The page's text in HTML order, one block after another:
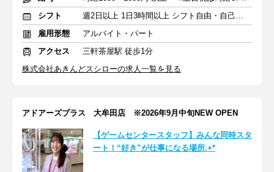
シフト
週2日以上 1日3時間以上 シフト自由・自己申告
雇用形態
アルバイト・パート
アクセス
三軒茶屋駅 徒歩1分
株式会社あきんどスシローの求人一覧を見る
アドアーズプラス 大牟田店 ※2026年9月中旬NEW OPEN
【ゲームセンタースタッフ】みんな同時スタ
ート！“好き”が仕事になる場所.+*